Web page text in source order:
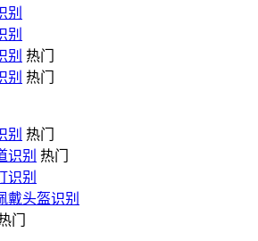
别
别
别 热门
别 热门
别 热门
识别 热门
识别
戴头盔识别
门